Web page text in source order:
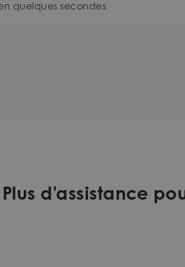
quelques secondes
Plus d'assistance